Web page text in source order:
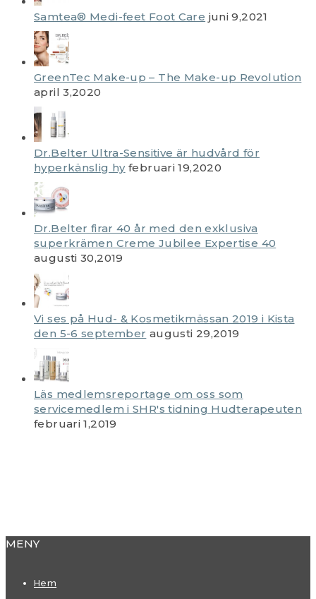
Samtea® Medi-feet Foot Care juni 9,2021
GreenTec Make-up – The Make-up Revolution
april 3,2020
Dr.Belter Ultra-Sensitive är hudvård för
hyperkänslig hy februari 19,2020
Dr.Belter firar 40 år med den exklusiva
superkrämen Creme Jubilee Expertise 40
augusti 30,2019
Vi ses på Hud- & Kosmetikmässan 2019 i Kista
den 5-6 september augusti 29,2019
Läs medlemsreportage om oss som
servicemedlem i SHR's tidning Hudterapeuten
februari 1,2019
MENY
Hem